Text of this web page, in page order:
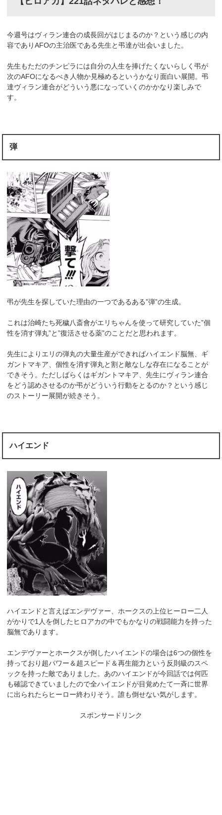
今週号はヴィラン連合の成長回がはじまるのか？という感じの内
容でありAFOの主治医である先生と弔達が出会いました。
先生もただのチンピラには自分の人生を捧げたくないらしく弔が
次のAFOになるべき人物か見極めるというかなり面白い展開。弔
達ヴィラン連合がどういう悪になっていくのかかなり楽しみで
す。
弾
弔が先生を探していた理由の一つであるある”弾”の生成。
これは治崎たち死穢八斎會がエリちゃんを使って研究していた”個
性を消す弾丸”と”復活させる薬”のことだと思われます。
先生によりエリの弾丸の大量生産ができればハイエンド脳無、ギ
ガントマキア、個性を消す弾丸と割と敵なしな存在になることが
できそう。ただしばらくはギガントマキア、先生にヴィラン連合
をどう認めさせるのか弔がどういう行動をとるのか？という感じ
のストーリー展開が続きそう。
ハイエンド
ハイエンドと言えばエンデヴァー、ホークスの上位ヒーロー二人
がかりで1人を倒したヒロアカの中でもかなりの戦闘能力を持った
脳無であります。
エンデヴァーとホークスが倒したハイエンドの場合は6つの個性を
持っており超パワー＆超スピード＆再生能力という反則級のスペ
ックを持った敵でありました。あのハイエンドが今回話では何匹
も確認できていましたので全ハイエンドが目覚めたて一斉に世界
に出られたらヒーロー終わりそう。誰も倒せない気がします。
スポンサードリンク